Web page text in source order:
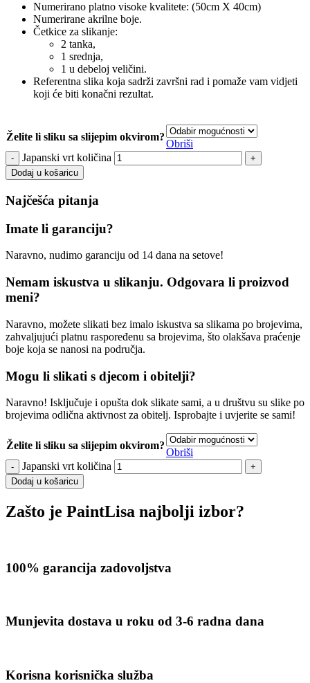
Numerirano platno visoke kvalitete: (50cm X 40cm)
Numerirane akrilne boje.
Četkice za slikanje:
2 tanka,
1 srednja,
1 u debeloj veličini.
Referentna slika koja sadrži završni rad i pomaže vam vidjeti
koji će biti konačni rezultat.
Želite li sliku sa slijepim okvirom?
Obriši
Japanski vrt količina
Dodaj u košaricu
Najčešća pitanja
Imate li garanciju?
Naravno, nudimo garanciju od 14 dana na setove!
Nemam iskustva u slikanju. Odgovara li proizvod
meni?
Naravno, možete slikati bez imalo iskustva sa slikama po brojevima,
zahvaljujući platnu raspoređenu sa brojevima, što olakšava praćenje
boje koja se nanosi na područja.
Mogu li slikati s djecom i obitelji?
Naravno! Isključuje i opušta dok slikate sami, a u društvu su slike po
brojevima odlična aktivnost za obitelj. Isprobajte i uvjerite se sami!
Želite li sliku sa slijepim okvirom?
Obriši
Japanski vrt količina
Dodaj u košaricu
Zašto je PaintLisa najbolji izbor?
100% garancija zadovoljstva
Munjevita dostava u roku od 3-6 radna dana
Korisna korisnička služba